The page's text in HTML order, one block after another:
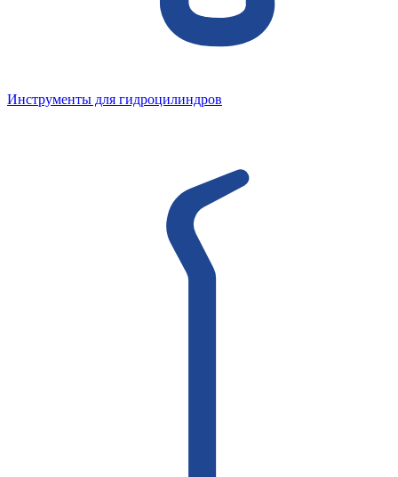
Инструменты для гидроцилиндров